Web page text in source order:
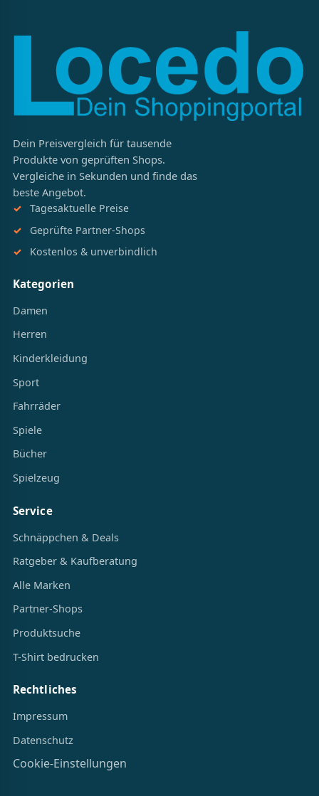
Dein Preisvergleich für tausende
Produkte von geprüften Shops.
Vergleiche in Sekunden und finde das
beste Angebot.
Tagesaktuelle Preise
Geprüfte Partner-Shops
Kostenlos & unverbindlich
Kategorien
Damen
Herren
Kinderkleidung
Sport
Fahrräder
Spiele
Bücher
Spielzeug
Service
Schnäppchen & Deals
Ratgeber & Kaufberatung
Alle Marken
Partner-Shops
Produktsuche
T-Shirt bedrucken
Rechtliches
Impressum
Datenschutz
Cookie-Einstellungen